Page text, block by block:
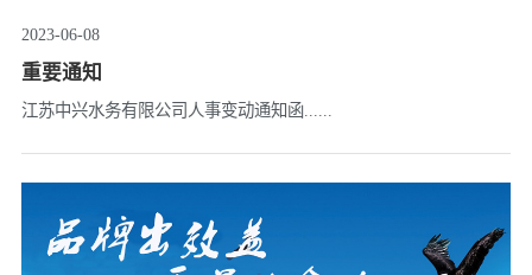
2023-06-08
重要通知
江苏中兴水务有限公司人事变动通知函......